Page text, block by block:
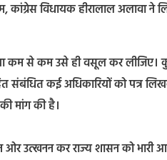
कांग्रेस विधायक हीरालाल अलावा ने
कम से कम उसे ही वसूल कर लीजिए।
संबंधित कई अधिकारियों को पत्र
मांग की है।
उत्खनन कर राज्य शासन को भारी